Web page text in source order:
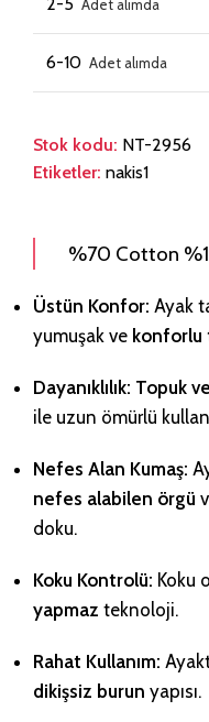
6-10
Stok kodu: NT-2956
Etiketler: nakis1
%70 Cotton
Üstün Konfor: Ayak
yumuşak ve konforlu
Dayanıklılık: Topuk
ile uzun ömürlü
Nefes Alan Kumaş:
nefes alabilen örgü
doku.
Koku Kontrolü: Koku
yapmaz teknoloji.
Rahat Kullanım:
dikişsiz burun yapısı.